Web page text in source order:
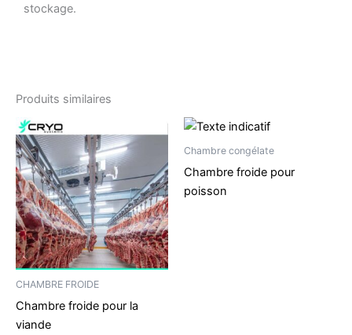
stockage.
Produits similaires
CHAMBRE FROIDE
Chambre froide pour la
viande
Chambre congélate
Chambre froide pour
poisson